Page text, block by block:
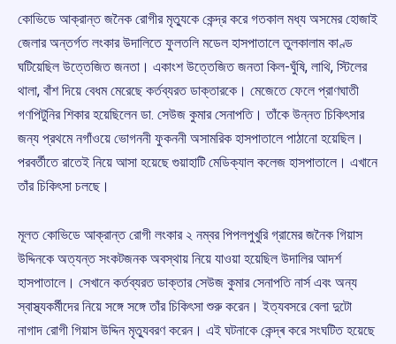
কোভিডে আক্রান্ত জনৈক রোগীর মৃত্যুকে কেন্দ্র করে গতকাল মধ্য অসমের হোজাই
জেলার অন্তর্গত লংকার উদালিতে ফুলতলি মডেল হাসপাতালে তুলকালাম কাণ্ড
ঘটিয়েছিল উত্তেজিত জনতা। একাংশ উত্তেজিত জনতা কিল-ঘুঁষি, লাথি, স্টিলের
থালা, বাঁশ দিয়ে বেধম মেরেছে কর্তব্যরত ডাক্তারকে। মেজেতে ফেলে প্রাণঘাতী
গণপিটুনির শিকার হয়েছিলেন ডা. সেউজ কুমার সেনাপতি। তাঁকে উন্নত চিকিৎসার
জন্য প্রথমে নগাঁওয়ে ভোগননী ফুকননী অসামরিক হাসপাতালে পাঠানো হয়েছিল।
পরবর্তীতে রাতেই নিয়ে আসা হয়েছে গুয়াহাটি মেডিক্যাল কলেজ হাসপাতালে। এখানে
তাঁর চিকিৎসা চলছে।
মূলত কোভিডে আক্রান্ত রোগী লংকার ২ নম্বর পিপলপুখুরি গ্রামের জনৈক গিয়াস
উদ্দিনকে অত্যন্ত সংকটজনক অবস্থায় নিয়ে যাওয়া হয়েছিল উদালির আদর্শ
হাসপাতালে। সেখানে কর্তব্যরত ডাক্তার সেউজ কুমার সেনাপতি নার্স এবং অন্য
স্বাস্থ্যকর্মীদের নিয়ে সঙ্গে সঙ্গে তাঁর চিকিৎসা শুরু করেন। ইত্যবসরে বেলা দুটো
নাগাদ রোগী গিয়াস উদ্দিন মৃত্যুবরণ করেন। এই ঘটনাকে কেন্দ্ৰ করে সংঘটিত হয়েছে